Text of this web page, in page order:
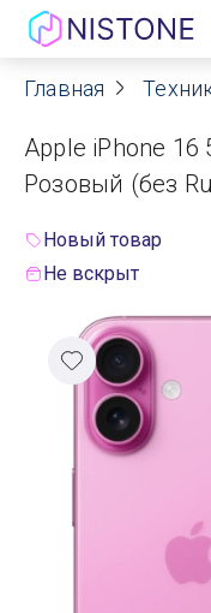
Акции
О нас
Договор
Реквизиты
Контакты
Главная
Apple iPhone 16
Розовый (без
Новый товар
Не вскрыт